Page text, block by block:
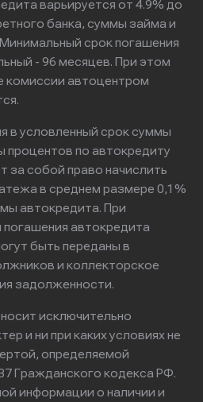
варьируется от 4.9% до
банка, суммы займа и
срок погашения
- 96 месяцев. При этом
комиссии автоцентром
в условленный срок суммы
процентов по автокредиту
за собой право начислить
в среднем размере 0,1%
автокредита. При
автокредита
быть переданы в
и коллекторское
задолженности.
исключительно
и ни при каких условиях не
определяемой
Гражданского кодекса РФ.
информации о наличии и